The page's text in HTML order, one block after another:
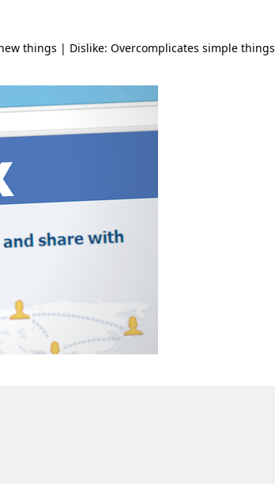
things | Dislike: Overcomplicates simple things